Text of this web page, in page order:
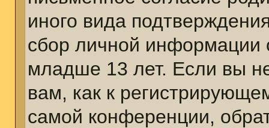
иного вида
сбор личной информации
младше 13 лет. Если вы
вам, как к
самой конференции,